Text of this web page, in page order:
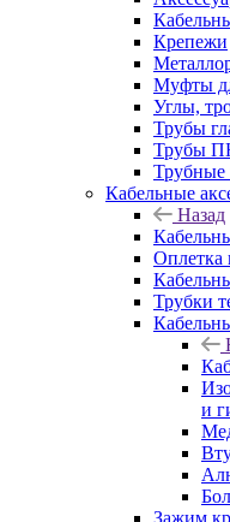
Крепежи
Муфты
Углы,
Трубы
Трубы
Трубные
Кабельные
Назад
Оплетка
Трубки
и
Зажим